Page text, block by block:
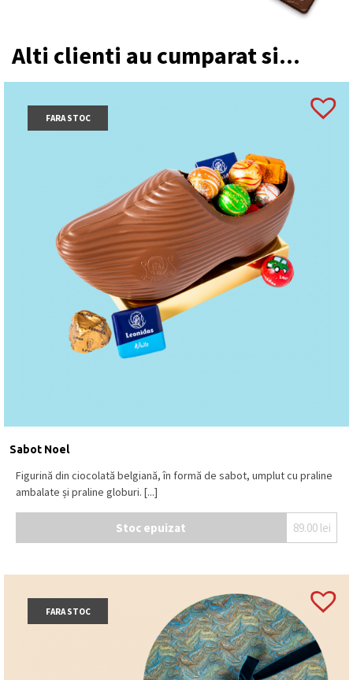
Alti clienti au cumparat si...
FARA STOC
Sabot Noel
Figurină din ciocolată belgiană, în formă de sabot, umplut cu praline
ambalate și praline globuri. [...]
Stoc epuizat 89.00 lei
FARA STOC